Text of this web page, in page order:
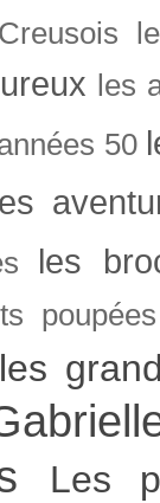
les
50
les
les
Les